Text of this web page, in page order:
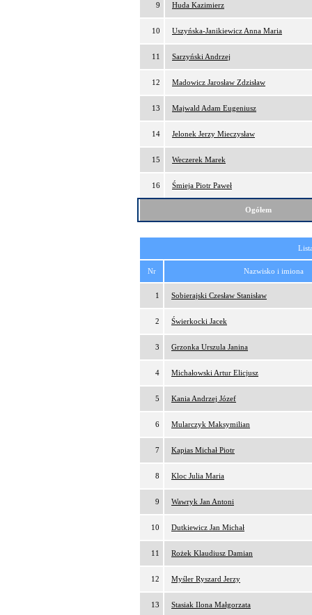
9 Huda Kazimierz
10 Uszyńska-Janikiewicz Anna Maria
11 Sarzyński Andrzej
12 Madowicz Jarosław Zdzisław
13 Majwald Adam Eugeniusz
14 Jelonek Jerzy Mieczysław
15 Weczerek Marek
16 Śmieja Piotr Paweł
Ogółem
Nr Nazwisko i imiona
1 Sobierajski Czesław Stanisław
2 Świerkocki Jacek
3 Grzonka Urszula Janina
4 Michałowski Artur Elicjusz
5 Kania Andrzej Józef
6 Mularczyk Maksymilian
7 Kapias Michał Piotr
8 Kloc Julia Maria
9 Wawryk Jan Antoni
10 Dutkiewicz Jan Michał
11 Rożek Klaudiusz Damian
12 Myśler Ryszard Jerzy
13 Stasiak Ilona Małgorzata